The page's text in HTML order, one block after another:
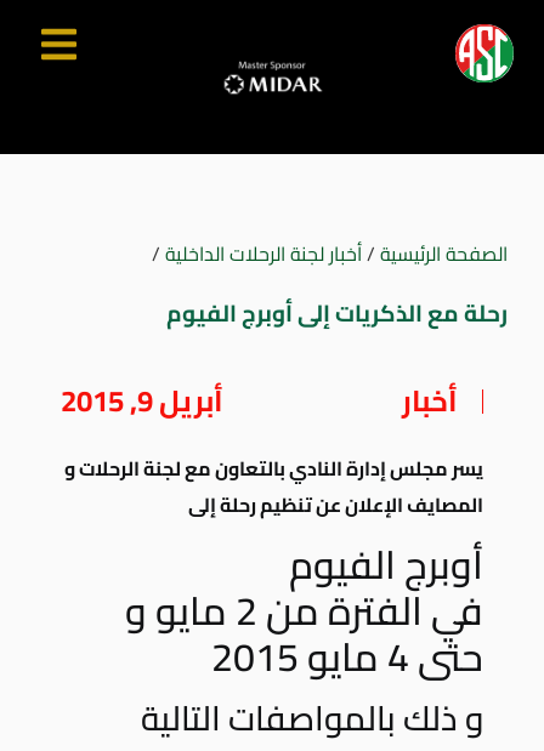
الصفحة الرئيسية/أخبار لجنة الرحلات الداخلية/
رحلة مع الذكريات إلى أوبرج الفيوم
أخبار أبريل 9, 2015
يسر مجلس إدارة النادي بالتعاون مع لجنة الرحلات و
المصايف الإعلان عن تنظيم رحلة إلى
أوبرج الفيوم
في الفترة من 2 مايو و
حتى 4 مايو 2015
و ذلك بالمواصفات التالية